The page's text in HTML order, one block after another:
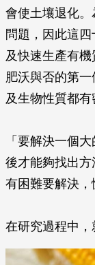
會使土壤退化
問題，因此這
及快速生產有
肥沃與否的第
及生物性質都有
「要解決一個
後才能夠找出
有困難要解決，
在研究過程中，